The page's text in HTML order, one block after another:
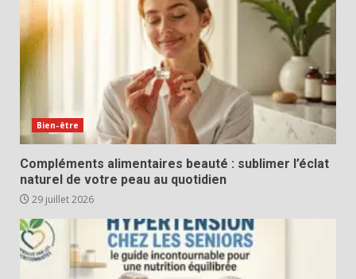
Bien-être
Compléments alimentaires beauté : sublimer l’éclat
naturel de votre peau au quotidien
29 juillet 2026